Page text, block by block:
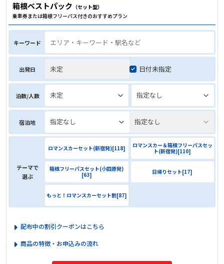
箱根ベストパック （セット型）
乗車券または箱根フリーパス付きのおすすめプラン
出発日 日付未指定
宿泊地
テーマで
選ぶ
ロマンスカーセット(新宿発)[118]
ロマンスカー＆箱根フリーパスセッ
ト(新宿発)[110]
箱根フリーパスセット(小田原発)
[63] 日帰りセット[17]
もっと！ロマンスカーセット割[87]
＞配布中の割引クーポンはこちら
＞商品の特徴・お申込みの流れ